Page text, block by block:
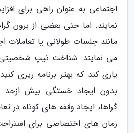
اجتماعی به عنوان راهی برای
نمایند. اما حتی بعضی از برون
مانند جلسات طولانی یا
می نمایند. شناخت تیپ
یاری کند که بهتر برنامه ریزی
بدون ایجاد خستگی بیش ازحد
گراها، ایجاد وقفه های کوتاه در
زمان های اختصاصی برای